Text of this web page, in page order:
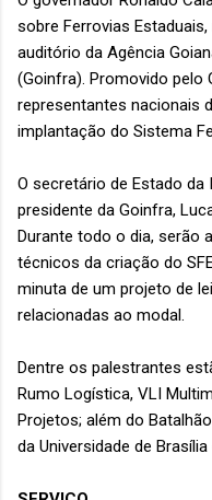
sobre Ferrovias
auditório da Agência
(Goinfra). Promovido pelo
representantes nacionais
implantação do Sistema
O secretário de Estado da
presidente da Goinfra,
Durante todo o dia, serão
técnicos da criação do
minuta de um projeto de
relacionadas ao modal.
Dentre os palestrantes
Rumo Logística, VLI
Projetos; além do
da Universidade de Brasília